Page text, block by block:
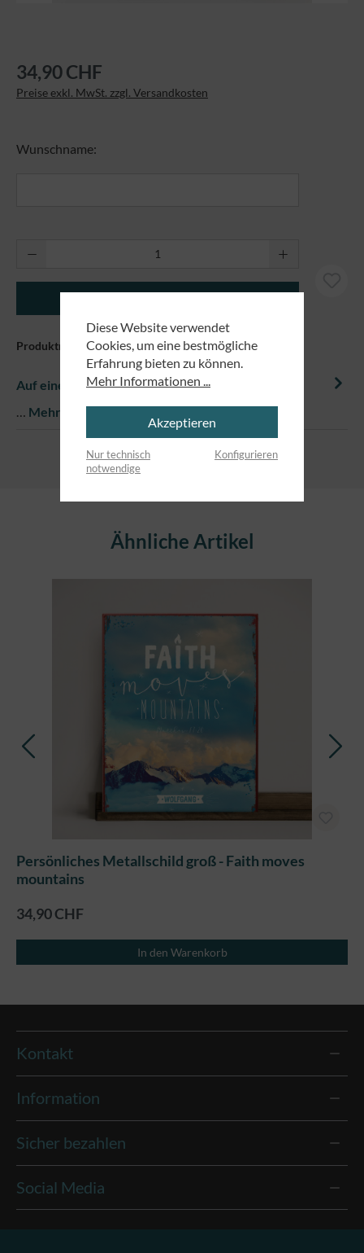
34,90 CHF
Preise exkl. MwSt. zzgl. Versandkosten
Wunschname:
Produkt Anzahl: Gib den gewünschten
Produktnummer:81197
Auf einem Blick
… Mehr
Produktgalerie überspringenÄhnliche Artikel
Persönliches Metallschild groß - Faith moves
mountains
34,90 CHF
In den Warenkorb
Kontakt
Information
Sicher bezahlen
Social Media
Diese Website verwendet
Cookies, um eine bestmögliche
Erfahrung bieten zu können.
Mehr Informationen ...
Akzeptieren
Nur technisch
notwendige
Konfigurieren